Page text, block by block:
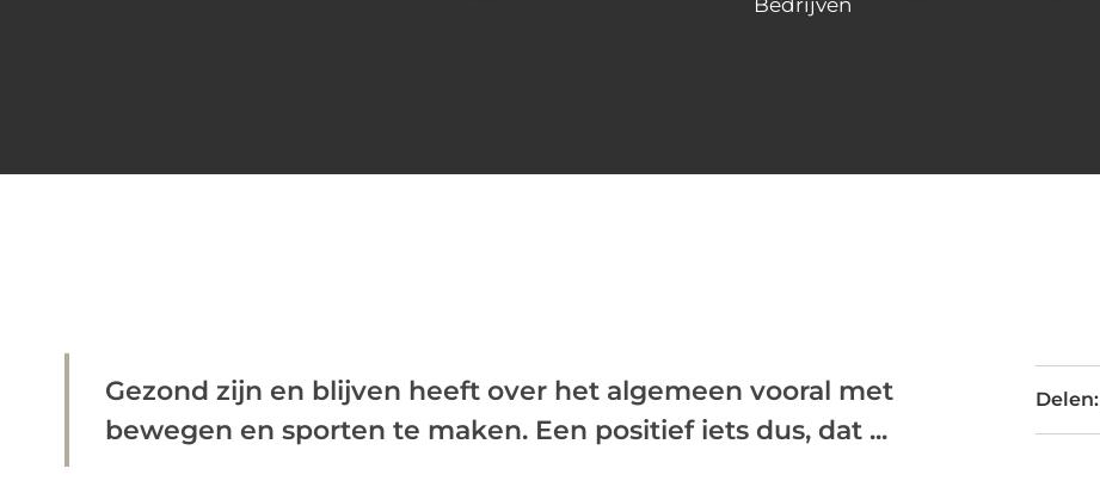
Gezond zijn en blijven heeft over het algemeen vooral met
bewegen en sporten te maken. Een positief iets dus, dat ...
Delen: